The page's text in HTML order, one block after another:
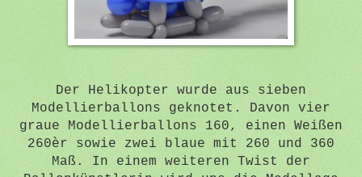
Der Helikopter wurde aus sieben
Modellierballons geknotet. Davon vier
graue Modellierballons 160, einen Weißen
260èr sowie zwei blaue mit 260 und 360
Maß. In einem weiteren Twist der